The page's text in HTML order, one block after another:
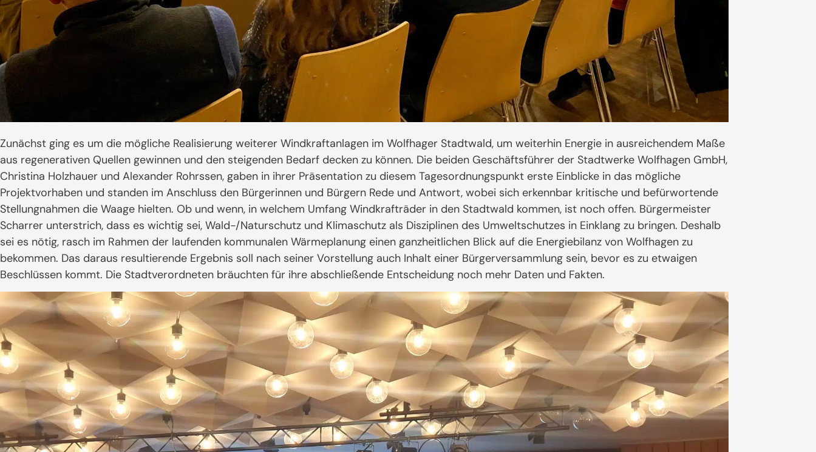
Zunächst ging es um die mögliche Realisierung weiterer Windkraftanlagen im Wolfhager Stadtwald, um weiterhin Energie in ausreichendem Maße
aus regenerativen Quellen gewinnen und den steigenden Bedarf decken zu können. Die beiden Geschäftsführer der Stadtwerke Wolfhagen GmbH,
Christina Holzhauer und Alexander Rohrssen, gaben in ihrer Präsentation zu diesem Tagesordnungspunkt erste Einblicke in das mögliche
Projektvorhaben und standen im Anschluss den Bürgerinnen und Bürgern Rede und Antwort, wobei sich erkennbar kritische und befürwortende
Stellungnahmen die Waage hielten. Ob und wenn, in welchem Umfang Windkrafträder in den Stadtwald kommen, ist noch offen. Bürgermeister
Scharrer unterstrich, dass es wichtig sei, Wald-/Naturschutz und Klimaschutz als Disziplinen des Umweltschutzes in Einklang zu bringen. Deshalb
sei es nötig, rasch im Rahmen der laufenden kommunalen Wärmeplanung einen ganzheitlichen Blick auf die Energiebilanz von Wolfhagen zu
bekommen. Das daraus resultierende Ergebnis soll nach seiner Vorstellung auch Inhalt einer Bürgerversammlung sein, bevor es zu etwaigen
Beschlüssen kommt. Die Stadtverordneten bräuchten für ihre abschließende Entscheidung noch mehr Daten und Fakten.